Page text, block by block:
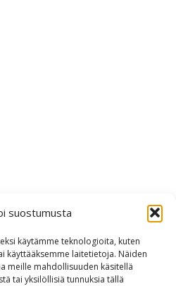
suostumusta
käytämme teknologioita, kuten
käyttääksemme laitetietoja. Näiden
meille mahdollisuuden käsitellä
tai yksilöllisiä tunnuksia tällä